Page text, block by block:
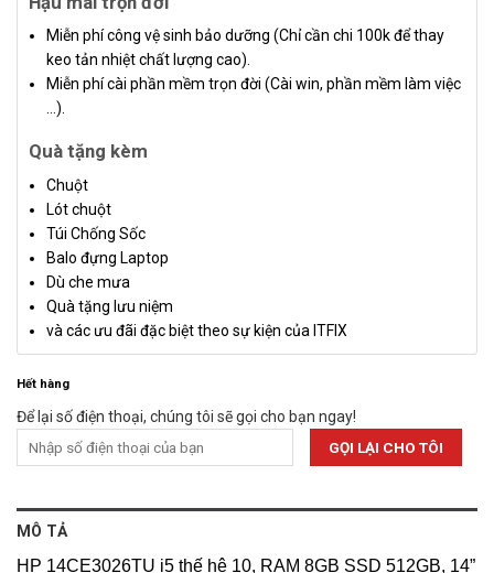
Miễn phí công vệ sinh bảo dưỡng (Chỉ cần chi 100k để thay
keo tản nhiệt chất lượng cao).
Miễn phí cài phần mềm trọn đời (Cài win, phần mềm làm việc
…).
Quà tặng kèm
Chuột
Lót chuột
Túi Chống Sốc
Balo đựng Laptop
Dù che mưa
Quà tặng lưu niệm
và các ưu đãi đặc biệt theo sự kiện của ITFIX
Hết hàng
Để lại số điện thoại, chúng tôi sẽ gọi cho bạn ngay!
MÔ TẢ
HP 14CE3026TU i5 thế hệ 10, RAM 8GB SSD 512GB, 14”